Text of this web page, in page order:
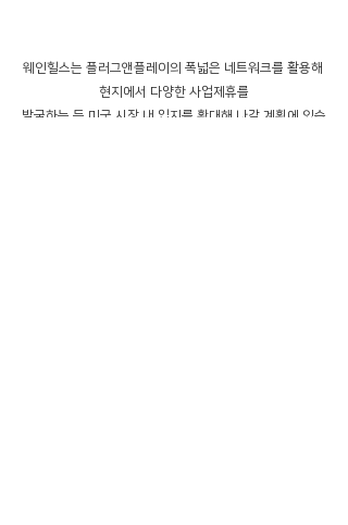
웨인힐스는 플러그앤플레이의 폭넓은 네트워크를 활용해
현지에서 다양한 사업제휴를
발굴하는 등 미국 시장 내 입지를 확대해 나갈 계획에 있습